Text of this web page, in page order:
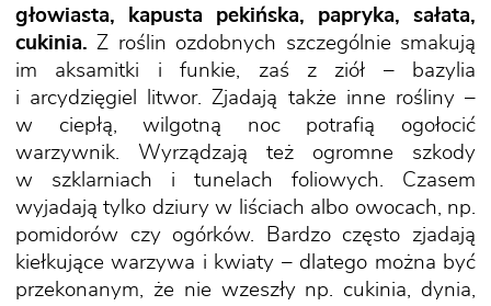
głowiasta, kapusta pekińska, papryka, sałata,
cukinia. Z roślin ozdobnych szczególnie smakują
im aksamitki i funkie, zaś z ziół – bazylia
i arcydzięgiel litwor. Zjadają także inne rośliny –
w ciepłą, wilgotną noc potrafią ogołocić
warzywnik. Wyrządzają też ogromne szkody
w szklarniach i tunelach foliowych. Czasem
wyjadają tylko dziury w liściach albo owocach, np.
pomidorów czy ogórków. Bardzo często zjadają
kiełkujące warzywa i kwiaty – dlatego można być
przekonanym, że nie wzeszły np. cukinia, dynia,